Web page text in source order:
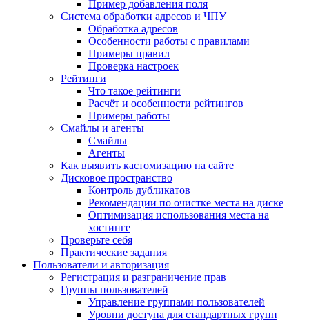
Пример добавления поля
Система обработки адресов и ЧПУ
Обработка адресов
Особенности работы с правилами
Примеры правил
Проверка настроек
Рейтинги
Что такое рейтинги
Расчёт и особенности рейтингов
Примеры работы
Смайлы и агенты
Смайлы
Агенты
Как выявить кастомизацию на сайте
Дисковое пространство
Контроль дубликатов
Рекомендации по очистке места на диске
Оптимизация использования места на
хостинге
Проверьте себя
Практические задания
Пользователи и авторизация
Регистрация и разграничение прав
Группы пользователей
Управление группами пользователей
Уровни доступа для стандартных групп